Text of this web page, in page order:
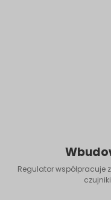
Regulator współpracuje